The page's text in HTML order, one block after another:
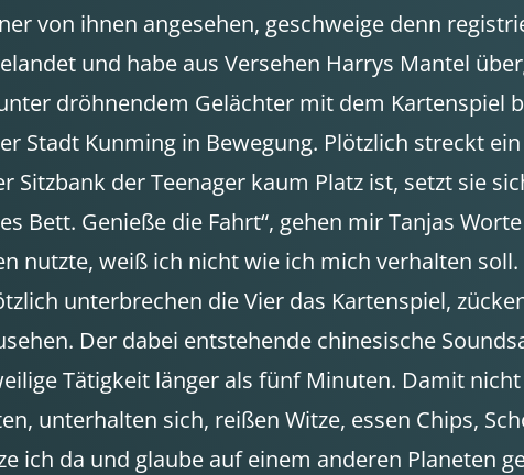
von ihnen angesehen, geschweige denn
und habe aus Versehen Harrys Mantel
dröhnendem Gelächter mit dem Kartenspiel
Stadt Kunming in Bewegung. Plötzlich streckt
Sitzbank der Teenager kaum Platz ist, setzt sie
Bett. Genieße die Fahrt“, gehen mir Tanjas
nutzte, weiß ich nicht wie ich mich verhalten
unterbrechen die Vier das Kartenspiel,
Der dabei entstehende chinesische
Tätigkeit länger als fünf Minuten. Damit
unterhalten sich, reißen Witze, essen Chips,
ich da und glaube auf einem anderen Planeten